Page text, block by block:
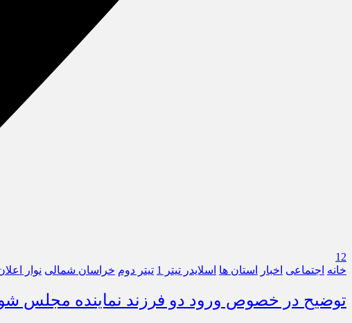
12
خانه اجتماعی اخبار استان ها اسلایدر تیتر 1 تیتر دوم خراسان شمالی نوار
توضیح در خصوص ورود دو فرزند نماینده مجلس